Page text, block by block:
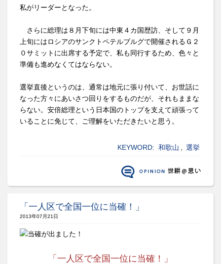
私がリーダーとなった。
さらに総理は８月下旬には中東４カ国歴訪、そして９月
上旬にはロシアのサンクトペテルブルグで開催されるＧ２
０サミットに出席する予定で、私も同行するため、色々と
準備も進めなくてはならない。
選挙直後というのは、通常は地元に張り付いて、お世話に
なった方々にあいさつ回りをするものだが、それもままな
らない。安倍総理という日本国のトップを支えて頑張って
いることに免じて、ご理解をいただきたいと思う。
KEYWORD: 和歌山 選挙
「一人区で全国一位に当確！」
2013年07月21日
「一人区で全国一位に当確！」